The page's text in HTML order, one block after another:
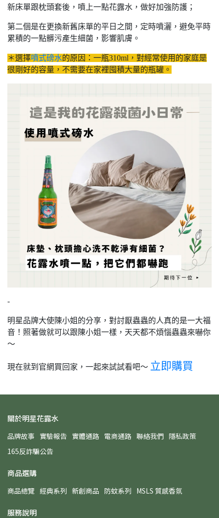
新床單跟枕頭套後，噴上一點花露水，做好加強防護；
第二個是在更換新舊床單的平日之間，定時噴灑，避免平時
累積的一點髒污產生細菌，影響肌膚。
＊選擇噴式磅水的原因：一瓶310ml，對經常使用的家庭是
很剛好的容量，不需要在家裡囤積大量的瓶罐。
-
明星品牌大使陳小姐的分享，對討厭蟲蟲的人真的是一大福
音！照著做就可以跟陳小姐一樣，天天都不煩惱蟲蟲來嚇你
～
現在就到官網買回家，一起來試試看吧～ 立即購買
關於明星花露水
品牌故事 實驗報告 實體通路 電商通路 聯絡我們 隱私政策
165反詐騙公告
商品選購
商品總覽 經典系列 新創商品 防蚊系列 MSLS 質感香氛
服務說明